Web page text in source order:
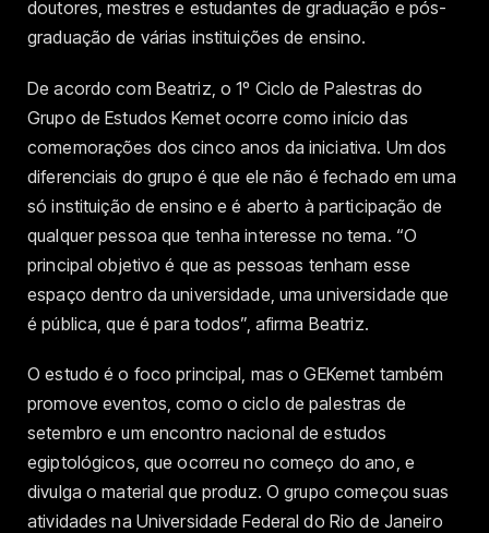
doutores, mestres e estudantes de graduação e pós-
graduação de várias instituições de ensino.
De acordo com Beatriz, o 1º Ciclo de Palestras do
Grupo de Estudos Kemet ocorre como início das
comemorações dos cinco anos da iniciativa. Um dos
diferenciais do grupo é que ele não é fechado em uma
só instituição de ensino e é aberto à participação de
qualquer pessoa que tenha interesse no tema. “O
principal objetivo é que as pessoas tenham esse
espaço dentro da universidade, uma universidade que
é pública, que é para todos”, afirma Beatriz.
O estudo é o foco principal, mas o GEKemet também
promove eventos, como o ciclo de palestras de
setembro e um encontro nacional de estudos
egiptológicos, que ocorreu no começo do ano, e
divulga o material que produz. O grupo começou suas
atividades na Universidade Federal do Rio de Janeiro